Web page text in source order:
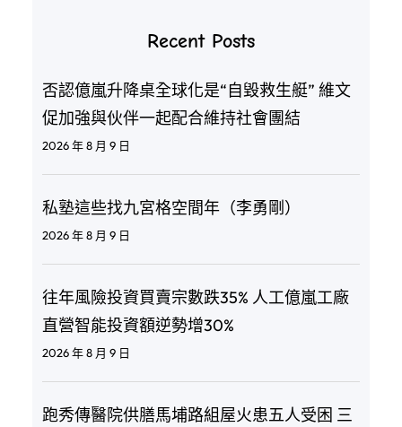
Recent Posts
否認億嵐升降桌全球化是“自毀救生艇” 維文
促加強與伙伴一起配合維持社會團結
2026 年 8 月 9 日
私塾這些找九宮格空間年（李勇剛）
2026 年 8 月 9 日
往年風險投資買賣宗數跌35% 人工億嵐工廠
直營智能投資額逆勢增30%
2026 年 8 月 9 日
跑秀傳醫院供膳馬埔路組屋火患五人受困 三